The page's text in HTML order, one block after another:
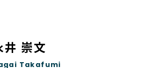
井 崇文
Takafumi